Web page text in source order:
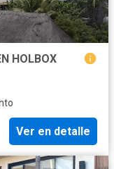
HOLBOX
Ver en detalle